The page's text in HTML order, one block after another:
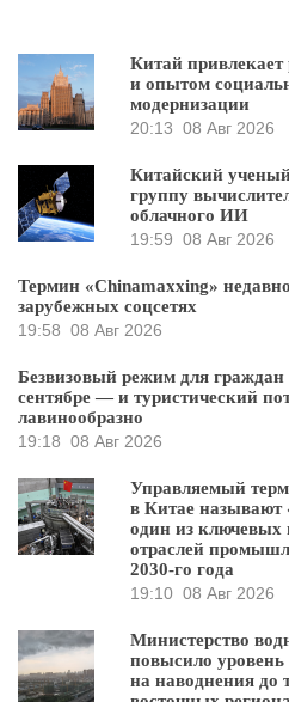
Китай привлекает
и опытом
модернизации
20:13 08 Авг 2026
Китайский ученый
группу
облачного ИИ
19:59 08 Авг 2026
Термин «Chinamaxxing»
зарубежных соцсетях
19:58 08 Авг 2026
Безвизовый режим для граждан
сентябре — и туристический
лавинообразно
19:18 08 Авг 2026
Управляемый
в Китае называют
один из ключевых
отраслей
2030-го года
19:10 08 Авг 2026
Министерство
повысило уровень
на наводнения до